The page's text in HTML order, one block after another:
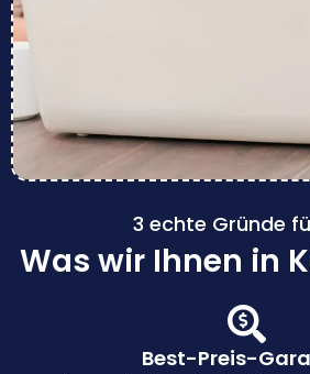
3 echte Gründe
Was wir Ihnen in
Best-Preis-